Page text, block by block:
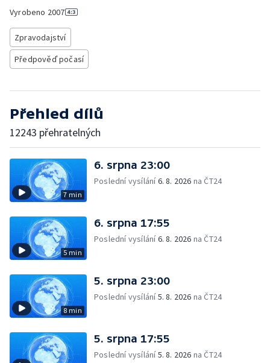
Vyrobeno 2007
Zpravodajství
Předpověď počasí
Přehled dílů
12243 přehratelných
7 min
6. srpna 23:00
Poslední vysílání6. 8. 2026 na ČT24
5 min
6. srpna 17:55
Poslední vysílání6. 8. 2026 na ČT24
8 min
5. srpna 23:00
Poslední vysílání5. 8. 2026 na ČT24
5. srpna 17:55
Poslední vysílání5. 8. 2026 na ČT24